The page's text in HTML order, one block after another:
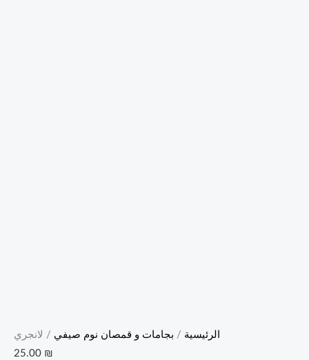
الرئيسية / بجامات و قمصان نوم صيفي / لانجري
25.00 ₪